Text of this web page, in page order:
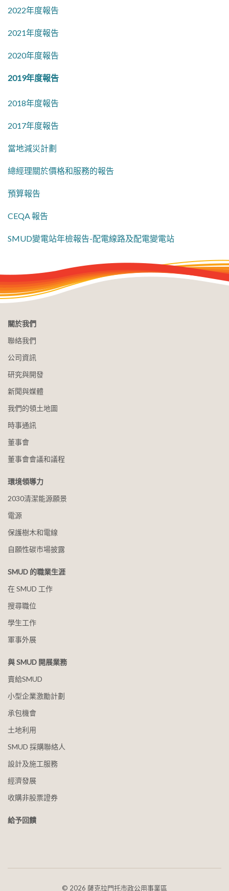
2022年度報告
2021年度報告
2020年度報告
2019年度報告
2018年度報告
2017年度報告
當地減災計劃
總經理關於價格和服務的報告
預算報告
CEQA 報告
SMUD變電站年檢報告-配電線路及配電變電站
關於我們
聯絡我們
公司資訊
研究與開發
新聞與媒體
我們的領土地圖
時事通訊
董事會
董事會會議和議程
環境領導力
2030清潔能源願景
電源
保護樹木和電線
自願性碳市場披露
SMUD 的職業生涯
在 SMUD 工作
搜尋職位
學生工作
軍事外展
與 SMUD 開展業務
賣給SMUD
小型企業激勵計劃
承包機會
土地利用
SMUD 採購聯絡人
設計及施工服務
經濟發展
收購非股票證券
給予回饋
© 2026 薩克拉門托市政公用事業區